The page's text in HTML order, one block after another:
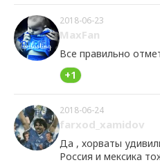
2018-06-23
MaxFan
Все правильно
+1
2018-06-24
farxod_xamidov
Да , хорваты
Россия и мексика